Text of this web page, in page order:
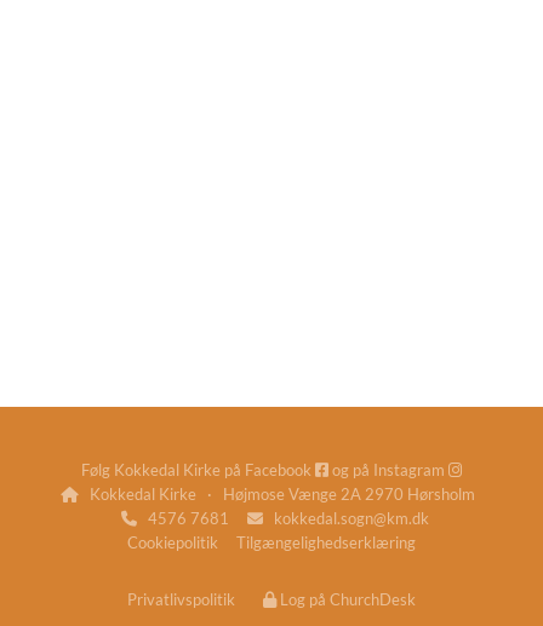
Følg Kokkedal Kirke på Facebook  og på Instagram 

Kokkedal Kirke · Højmose Vænge 2A 2970 Hørsholm
 4576 7681 
kokkedal.sogn@km.dk
Cookiepolitik
Tilgængelighedserklæring
Privatlivspolitik Log på ChurchDesk